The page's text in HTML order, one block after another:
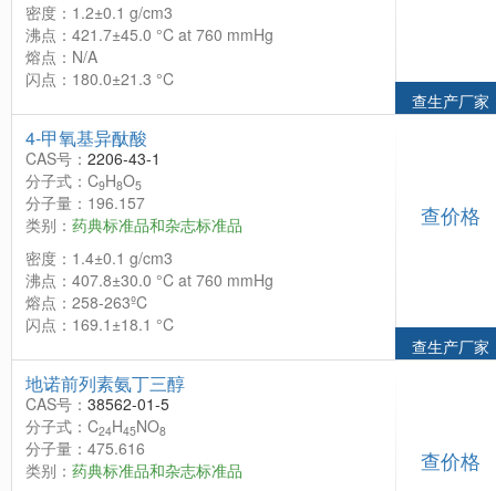
密度：1.2±0.1 g/cm3
沸点：421.7±45.0 °C at 760 mmHg
熔点：N/A
闪点：180.0±21.3 °C
查生产厂家
4-甲氧基异酞酸
CAS号： 2206-43-1
分子式：C9H8O5
分子量：196.157
类别： 药典标准品和杂志标准品
密度：1.4±0.1 g/cm3
沸点：407.8±30.0 °C at 760 mmHg
熔点：258-263ºC
闪点：169.1±18.1 °C
查价格
查生产厂家
地诺前列素氨丁三醇
CAS号： 38562-01-5
分子式：C24H45NO8
分子量：475.616
类别： 药典标准品和杂志标准品
查价格